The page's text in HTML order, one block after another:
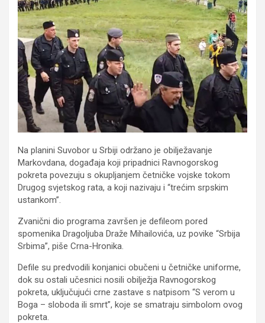
Na planini Suvobor u Srbiji održano je obilježavanje
Markovdana, događaja koji pripadnici Ravnogorskog
pokreta povezuju s okupljanjem četničke vojske tokom
Drugog svjetskog rata, a koji nazivaju i “trećim srpskim
ustankom”.
Zvanični dio programa završen je defileom pored
spomenika Dragoljuba Draže Mihailovića, uz povike “Srbija
Srbima”, piše Crna-Hronika.
Defile su predvodili konjanici obučeni u četničke uniforme,
dok su ostali učesnici nosili obilježja Ravnogorskog
pokreta, uključujući crne zastave s natpisom “S verom u
Boga – sloboda ili smrt”, koje se smatraju simbolom ovog
pokreta.